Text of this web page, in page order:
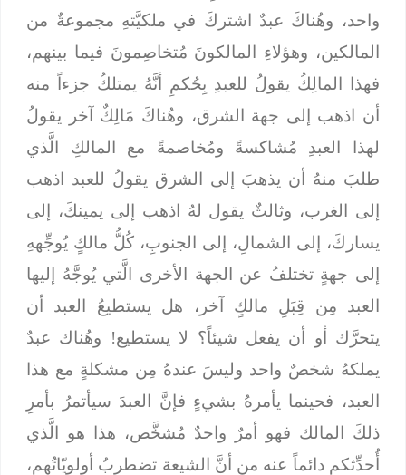
واحد، وهُناكَ عبدٌ اشتركَ في ملكيَّتهِ مجموعةٌ من
المالكين، وهؤلاءِ المالكونَ مُتخاصِمونَ فيما بينهم،
فهذا المالِكُ يقولُ للعبدِ بِحُكمِ أنَّهُ يمتلكُ جزءاً منه
أن اذهب إلى جهة الشرق، وهُناكَ مَالِكٌ آخر يقولُ
لهذا العبدِ مُشاكسةً ومُخاصمةً مع المالكِ الَّذي
طلبَ منهُ أن يذهبَ إلى الشرق يقولُ للعبد اذهب
إلى الغرب، وثالثٌ يقول لهُ اذهب إلى يمينكَ، إلى
يساركَ، إلى الشمالِ، إلى الجنوبِ، كُلُّ مالكٍ يُوجِّههِ
إلى جهةٍ تختلفُ عن الجهة الأخرى الَّتي يُوجَّهُ إليها
العبد مِن قِبَلِ مالكٍ آخر، هل يستطيعُ العبد أن
يتحرَّك أو أن يفعل شيئاً؟ لا يستطيع! وهُناك عبدٌ
يملكهُ شخصٌ واحد وليسَ عندهُ مِن مشكلةٍ مع هذا
العبد، فحينما يأمرهُ بشيءٍ فإنَّ العبدَ سيأتمرُ بأمرِ
ذلكَ المالك فهو أمرٌ واحدٌ مُشخَّص، هذا هو الَّذي
أُحدِّثكم دائماً عنه من أنَّ الشيعة تضطربُ أولويّاتُهم،